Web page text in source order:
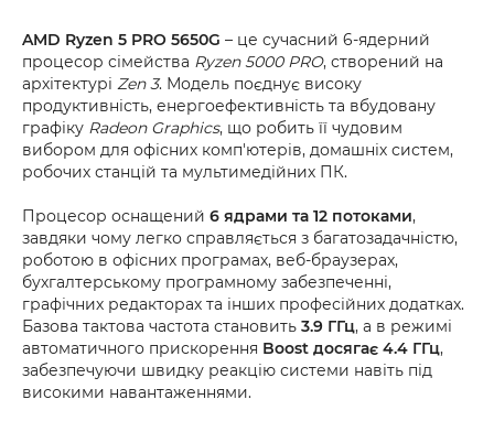
AMD Ryzen 5 PRO 5650G – це сучасний 6-ядерний
процесор сімейства Ryzen 5000 PRO, створений на
архітектурі Zen 3. Модель поєднує високу
продуктивність, енергоефективність та вбудовану
графіку Radeon Graphics, що робить її чудовим
вибором для офісних комп'ютерів, домашніх систем,
робочих станцій та мультимедійних ПК.
Процесор оснащений 6 ядрами та 12 потоками,
завдяки чому легко справляється з багатозадачністю,
роботою в офісних програмах, веб-браузерах,
бухгалтерському програмному забезпеченні,
графічних редакторах та інших професійних додатках.
Базова тактова частота становить 3.9 ГГц, а в режимі
автоматичного прискорення Boost досягає 4.4 ГГц,
забезпечуючи швидку реакцію системи навіть під
високими навантаженнями.